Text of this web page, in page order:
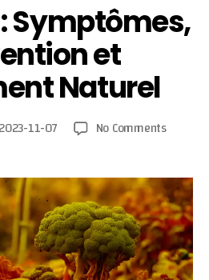
Symptômes,
et
Naturel
2023-11-07 No Commentson
:
et
Naturel